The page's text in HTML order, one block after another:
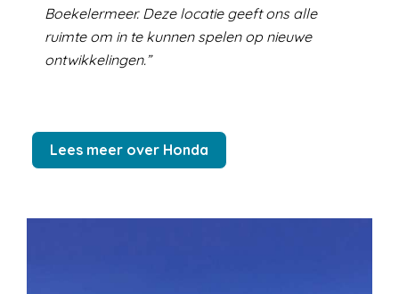
Boekelermeer. Deze locatie geeft ons alle
ruimte om in te kunnen spelen op nieuwe
ontwikkelingen.
Lees meer over Honda